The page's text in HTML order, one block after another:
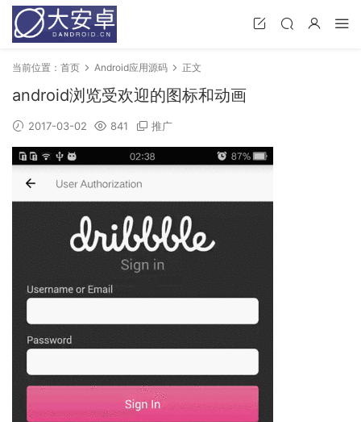
当前位置： 首页 Android应用源码 正文
android浏览受欢迎的图标和动画
2017-03-02 841 推广